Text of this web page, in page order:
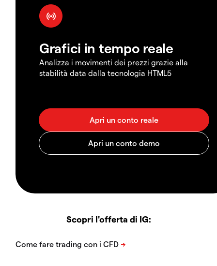
Grafici in tempo reale
Analizza i movimenti dei prezzi grazie alla
stabilità data dalla tecnologia HTML5
Scopri l'offerta di IG: